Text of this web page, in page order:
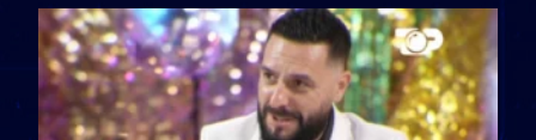
divorci apo jo?